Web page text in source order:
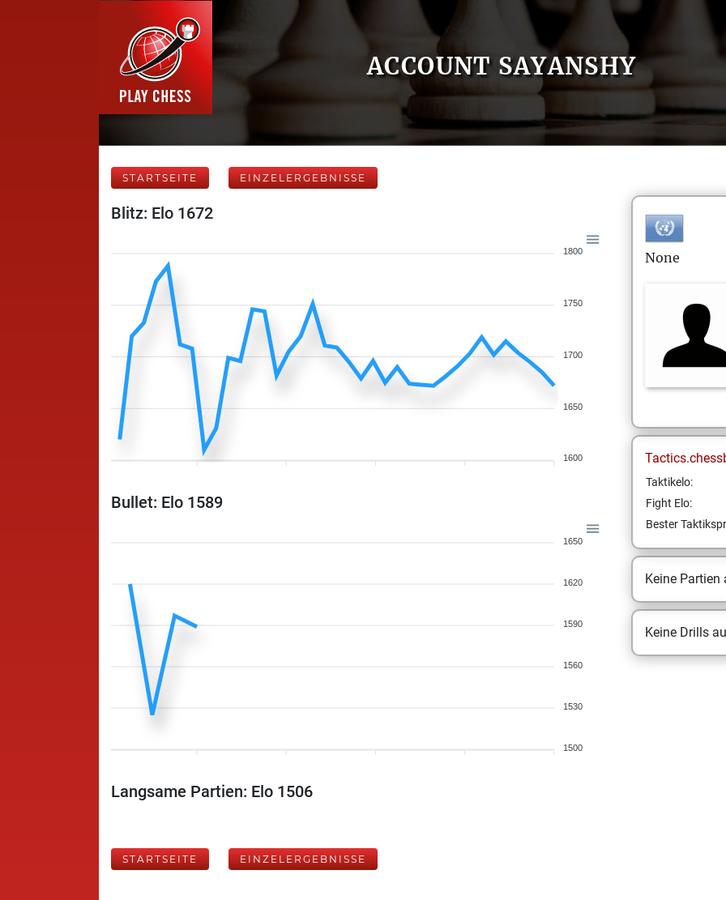
ACCOUNT SAYANSHY
STARTSEITE EINZELERGEBNISSE
Blitz: Elo 1672
1800
1750
1700
1650
1600
Bullet: Elo 1589
1650
1620
1590
1560
1530
1500
Langsame Partien: Elo 1506
None
Taktikelo:
Fight Elo:
Bester
Keine
Keine Drills
STARTSEITE EINZELERGEBNISSE